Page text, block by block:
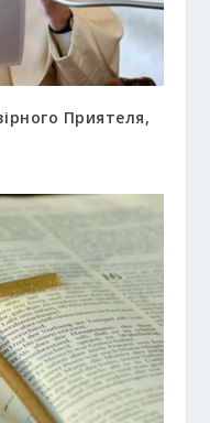
Приятеля,